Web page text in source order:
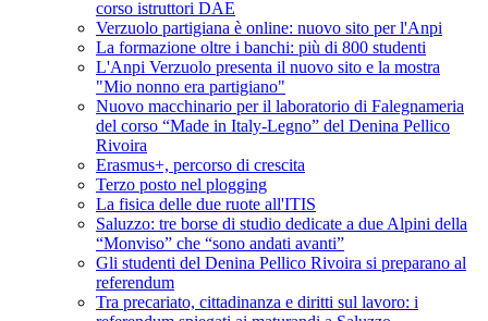
corso istruttori DAE
Verzuolo partigiana è online: nuovo sito per l'Anpi
La formazione oltre i banchi: più di 800 studenti
L'Anpi Verzuolo presenta il nuovo sito e la mostra
"Mio nonno era partigiano"
Nuovo macchinario per il laboratorio di Falegnameria
del corso “Made in Italy-Legno” del Denina Pellico
Rivoira
Erasmus+, percorso di crescita
Terzo posto nel plogging
La fisica delle due ruote all'ITIS
Saluzzo: tre borse di studio dedicate a due Alpini della
“Monviso” che “sono andati avanti”
Gli studenti del Denina Pellico Rivoira si preparano al
referendum
Tra precariato, cittadinanza e diritti sul lavoro: i